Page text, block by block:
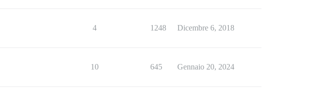
4 1248 Dicembre 6, 2018
10 645 Gennaio 20, 2024